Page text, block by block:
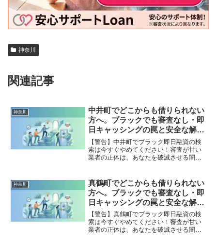
神奈川
関連記事
神奈川
中井町でどこからも借りられない
方へ。ブラックでも審査なし・即
日キャッシングの罠と安全な解決
策
【警告】中井町でブラック即日融資の検
索は今すぐやめてください！審査が甘い
業者の正体は、あなたを破滅させる闇金
町で違法業者を避け、借金地獄から抜け
出した方々の実体験と確実な解決策を完
全公開。
神奈川
真鶴町でどこからも借りられない
方へ。ブラックでも審査なし・即
日キャッシングの罠と安全な解決
策
【警告】真鶴町でブラック即日融資の検
索は今すぐやめてください！審査が甘い
業者の正体は、あなたを破滅させる闇金